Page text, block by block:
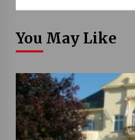
You May Like